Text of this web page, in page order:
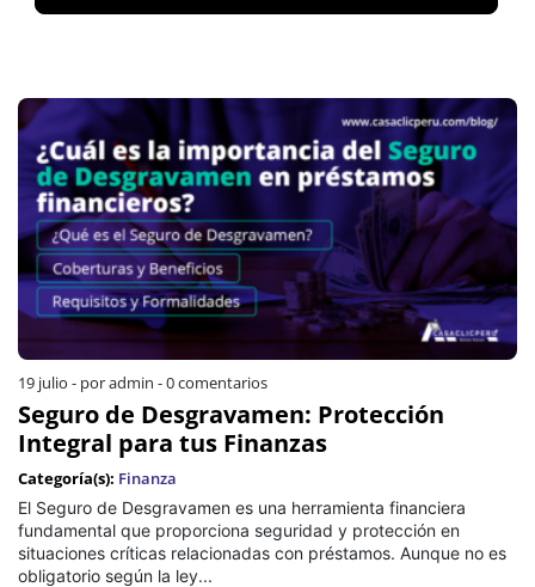
19 julio - por admin -0 comentarios
Seguro de Desgravamen: Protección
Integral para tus Finanzas
Categoría(s): Finanza
El Seguro de Desgravamen es una herramienta financiera
fundamental que proporciona seguridad y protección en
situaciones críticas relacionadas con préstamos. Aunque no es
obligatorio según la ley...